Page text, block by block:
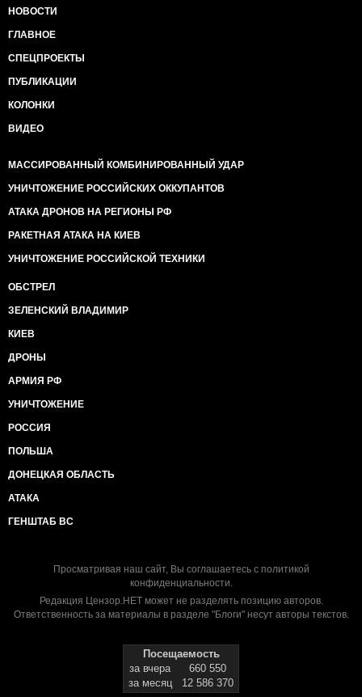
НОВОСТИ
ГЛАВНОЕ
СПЕЦПРОЕКТЫ
ПУБЛИКАЦИИ
КОЛОНКИ
ВИДЕО
МАССИРОВАННЫЙ КОМБИНИРОВАННЫЙ УДАР
УНИЧТОЖЕНИЕ РОССИЙСКИХ ОККУПАНТОВ
АТАКА ДРОНОВ НА РЕГИОНЫ РФ
РАКЕТНАЯ АТАКА НА КИЕВ
УНИЧТОЖЕНИЕ РОССИЙСКОЙ ТЕХНИКИ
ОБСТРЕЛ
ЗЕЛЕНСКИЙ ВЛАДИМИР
КИЕВ
ДРОНЫ
АРМИЯ РФ
УНИЧТОЖЕНИЕ
РОССИЯ
ПОЛЬША
ДОНЕЦКАЯ ОБЛАСТЬ
АТАКА
ГЕНШТАБ ВС
Просматривая наш сайт, Вы соглашаетесь с политикой
конфиденциальности.
Редакция Цензор.НЕТ может не разделять позицию авторов.
Ответственность за материалы в разделе "Блоги" несут авторы текстов.
Посещаемость
за вчера
660 550
за месяц
12 586 370